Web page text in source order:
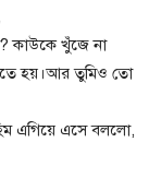
কাউকে খুঁজে না
হয়।আর তুমিও তো
এগিয়ে এসে বললো,